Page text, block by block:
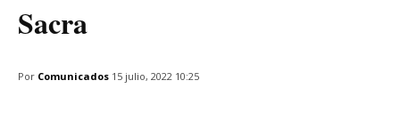
Sacra
Por Comunicados 15 julio, 2022 10:25